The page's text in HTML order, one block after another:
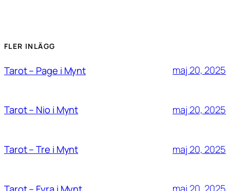
FLER INLÄGG
Tarot – Page i Mynt maj 20, 2025
Tarot – Nio i Mynt maj 20, 2025
Tarot – Tre i Mynt maj 20, 2025